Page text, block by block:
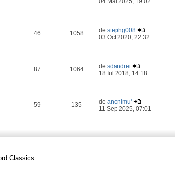
04 Mai 2025, 19:02
46 1058 destephg008
03 Oct 2020, 22:32
87 1064 desdandrei
18 Iul 2018, 14:18
59 135 deanonimu'
11 Sep 2025, 07:01